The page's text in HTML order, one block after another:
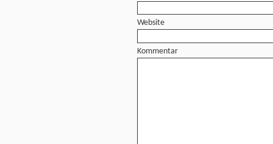
Website
Kommentar